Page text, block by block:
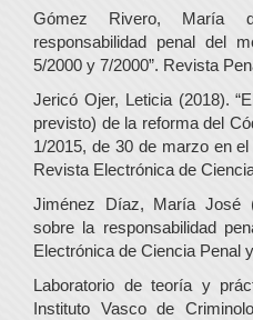
Gómez Rivero, María
responsabilidad penal del
5/2000 y 7/2000”. Revista
Jericó Ojer, Leticia (2018).
previsto) de la reforma del
1/2015, de 30 de marzo en
Revista Electrónica de
Jiménez Díaz, María José
sobre la responsabilidad
Electrónica de Ciencia Penal
Laboratorio de teoría y
Instituto Vasco de